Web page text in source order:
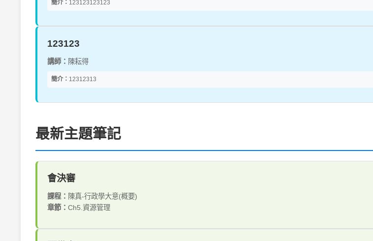
簡介： 123123123123
123123
講師： 陳耘得
簡介： 12312313
最新主題筆記
會決審
課程： 陳真-行政學大意(概要)
章節： Ch5.資源管理